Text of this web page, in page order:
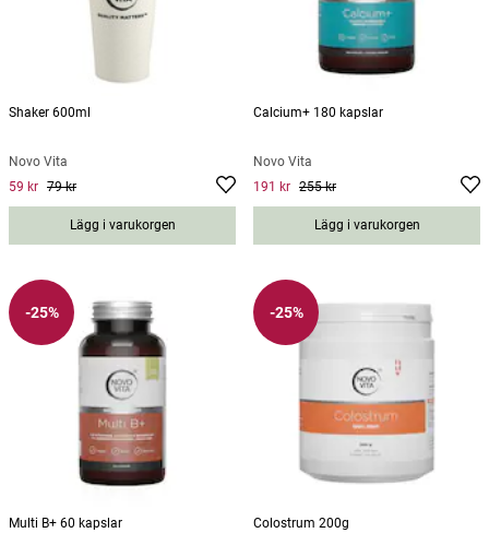
Shaker 600ml
Novo Vita
Current price Previous price:79 kr
59 kr 79 kr
Lägg i varukorgen
Calcium+ 180 kapslar
Novo Vita
Current price
Previous
255 kr
191 kr 255 kr
Lägg i varukorgen
-25%
Multi B+ 60 kapslar
-25%
Colostrum 200g